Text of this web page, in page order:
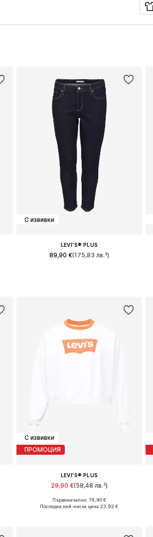
С извивки
LEVI'S® PLUS
89,90 €(175,83 лв.³)
С извивки
ПРОМОЦИЯ
LEVI'S® PLUS
29,90 €(58,48 лв.³)
Налични размери: XL, XXL, XXXL
Първоначално: 79,90 €
Последна най-ниска цена:23,92 €